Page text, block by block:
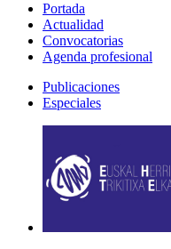
Portada
Actualidad
Convocatorias
Agenda profesional
Publicaciones
Especiales